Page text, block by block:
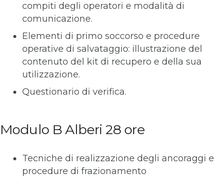
compiti degli operatori e modalità di
comunicazione.
Elementi di primo soccorso e procedure
operative di salvataggio: illustrazione del
contenuto del kit di recupero e della sua
utilizzazione.
Questionario di verifica.
Modulo B Alberi 28 ore
Tecniche di realizzazione degli ancoraggi e
procedure di frazionamento